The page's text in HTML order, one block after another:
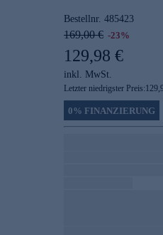
Bestellnr. 485423
169,00 € -23%
129,98 €
inkl. MwSt.
Letzter niedrigster Preis:
0% FINANZIERUNG